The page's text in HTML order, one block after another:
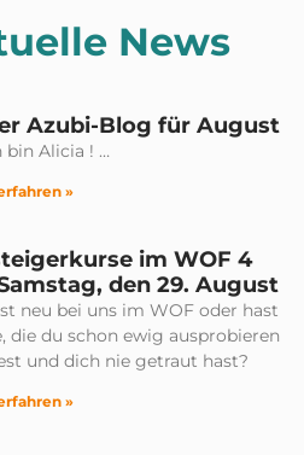
News
Azubi-Blog für August
bin Alicia ! …
»
im WOF 4
den 29. August
neu bei uns im WOF oder hast
die du schon ewig ausprobieren
und dich nie getraut hast?
»